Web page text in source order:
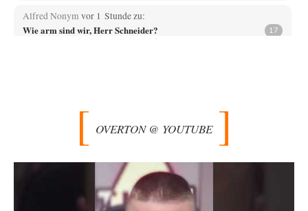
Alfred Nonym vor 1 Stunde zu:
Wie arm sind wir, Herr Schneider? 17
vor 8 Stunden zu:
Kurz gesagt: der Autor dieses Kommentars weiß es ganz genau. Er hat die
DIRTY OPERATING SYSTEMvor 10 Stunden zu:
OVERTON @ YOUTUBE